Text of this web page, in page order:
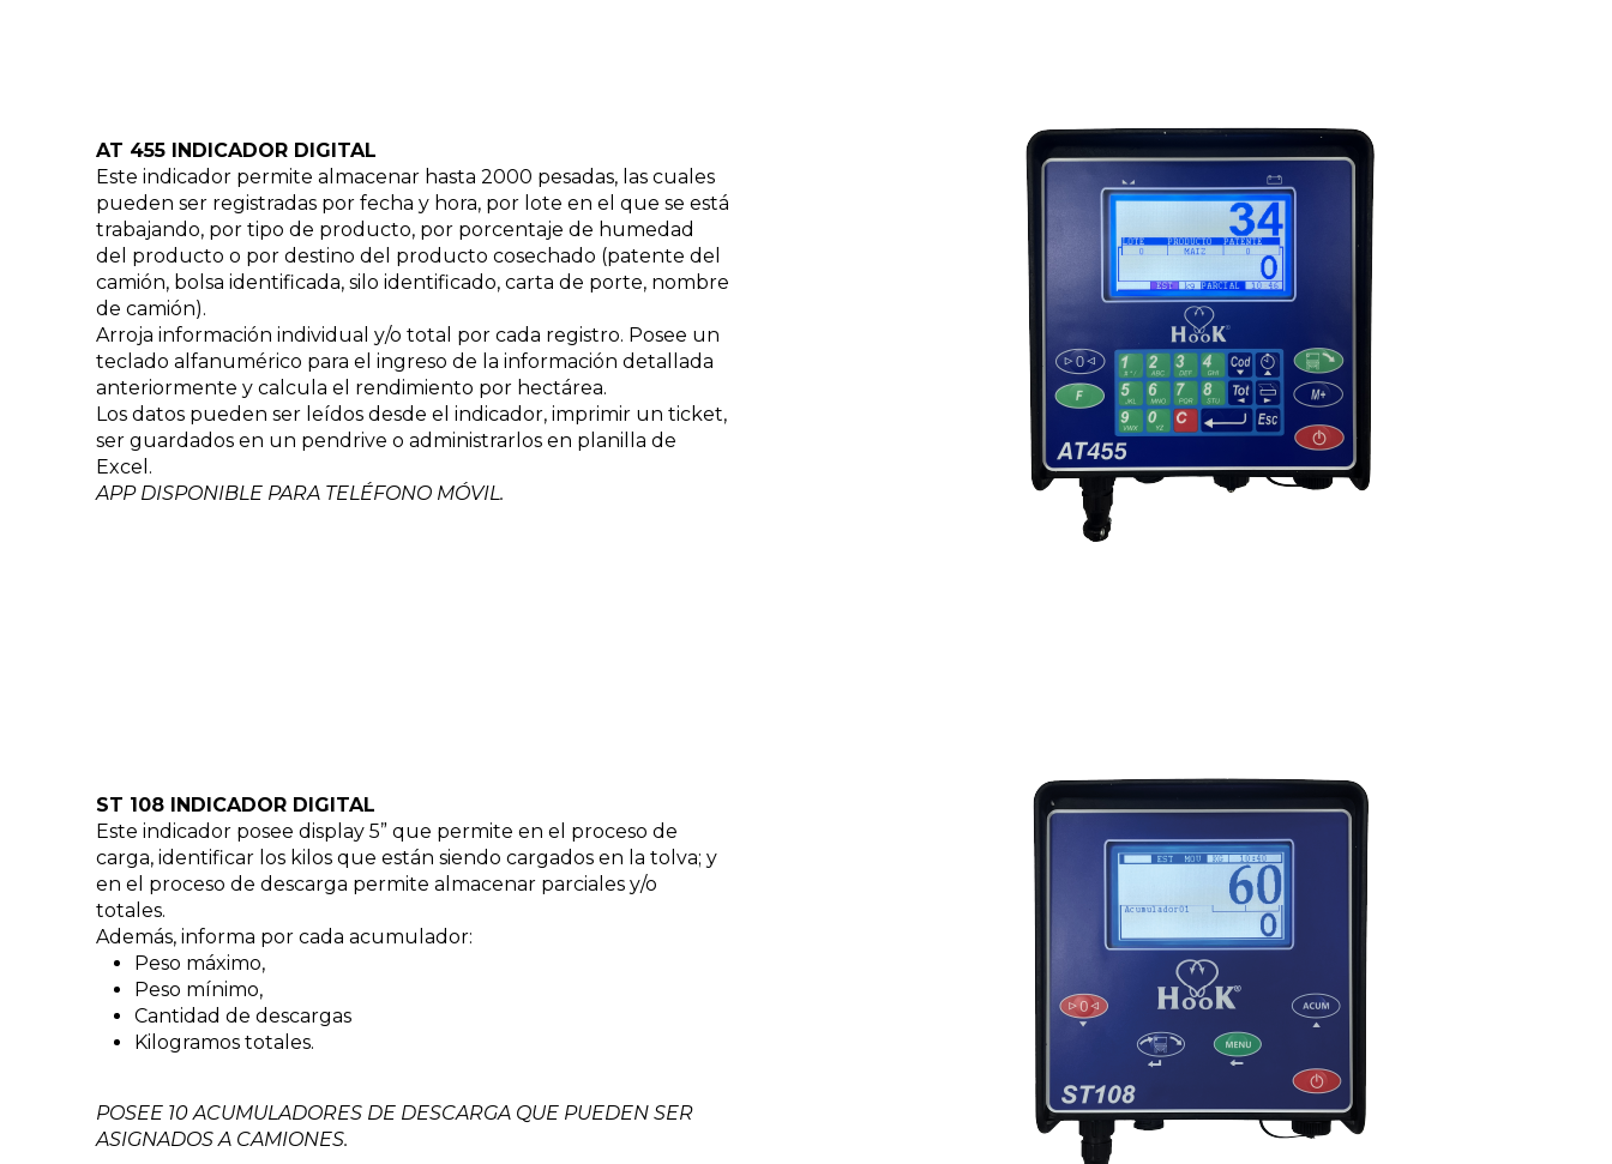
AT 455 INDICADOR DIGITAL
Este indicador permite almacenar hasta 2000 pesadas, las cuales
pueden ser registradas por fecha y hora, por lote en el que se está
trabajando, por tipo de producto, por porcentaje de humedad
del producto o por destino del producto cosechado (patente del
camión, bolsa identificada, silo identificado, carta de porte, nombre
de camión).
Arroja información individual y/o total por cada registro. Posee un
teclado alfanumérico para el ingreso de la información detallada
anteriormente y calcula el rendimiento por hectárea.
Los datos pueden ser leídos desde el indicador, imprimir un ticket,
ser guardados en un pendrive o administrarlos en planilla de
Excel.
APP DISPONIBLE PARA TELÉFONO MÓVIL.
ST 108 INDICADOR DIGITAL
Este indicador posee display 5” que permite en el proceso de
carga, identificar los kilos que están siendo cargados en la tolva; y
en el proceso de descarga permite almacenar parciales y/o
totales.
Además, informa por cada acumulador:
Peso máximo,
Peso mínimo,
Cantidad de descargas
Kilogramos totales.
POSEE 10 ACUMULADORES DE DESCARGA QUE PUEDEN SER
ASIGNADOS A CAMIONES.